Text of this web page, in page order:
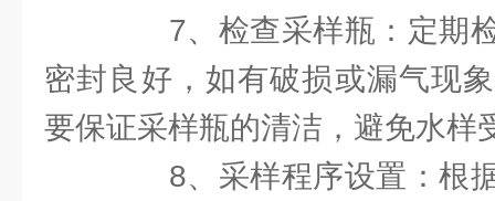
7、检查采样瓶：定期检
密封良好，如有破损或漏气现
要保证采样瓶的清洁，避免水样
8、采样程序设置：根据